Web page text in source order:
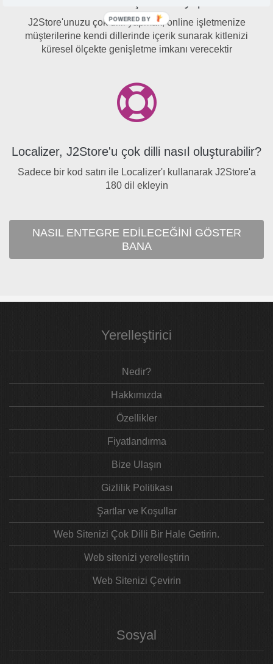
J2Store'unuzu çok dilli yapmak, online işletmenize
müşterilerine kendi dillerinde içerik sunarak kitlenizi
küresel ölçekte genişletme imkanı verecektir
Localizer, J2Store'u çok dilli nasıl oluşturabilir?
Sadece bir kod satırı ile Localizer'ı kullanarak J2Store'a
180 dil ekleyin
NASIL ENTEGRE EDILECEĞINI GÖSTER
BANA
Yerelleştirici
Nedir?
Hakkımızda
Özellikler
Fiyatlandırma
Bize Ulaşın
Gizlilik Politikası
Şartlar ve Koşullar
Web Sitenizi Çok Dilli Bir Hale Getirin.
Web sitenizi yerelleştirin
Web Sitenizi Çevirin
Sosyal
POWERED BY